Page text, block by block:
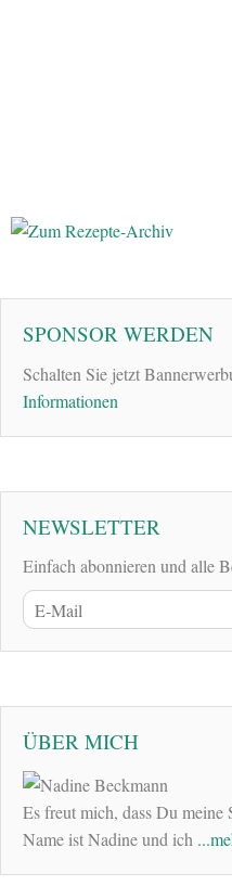
SPONSOR WERDEN
Schalten Sie jetzt
Informationen
NEWSLETTER
Einfach abonnieren und alle
ÜBER MICH
Es freut mich, dass Du meine
Name ist Nadine und ich